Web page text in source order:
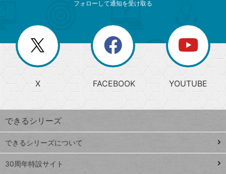
じ
る
search
検
索
上
昇
ワ
ー
ド
Google
スプレ
閉
じ
る
ー
か
ら
探
す
ト
ッ
フォローして通知を受け取る
X FACEBOOK YOUTUBE
できるシリーズ
できるシリーズについて
30周年特設サイト